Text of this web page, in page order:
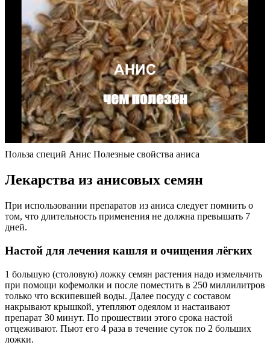
Польза специй Анис Полезные свойства аниса
Лекарства из анисовых семян
При использовании препаратов из аниса следует помнить о
том, что длительность применения не должна превышать 7
дней.
Настой для лечения кашля и очищения лёгких
1 большую (столовую) ложку семян растения надо измельчить
при помощи кофемолки и после поместить в 250 миллилитров
только что вскипевшей воды. Далее посуду с составом
накрывают крышкой, утепляют одеялом и настаивают
препарат 30 минут. По прошествии этого срока настой
отцеживают. Пьют его 4 раза в течение суток по 2 больших
ложки.